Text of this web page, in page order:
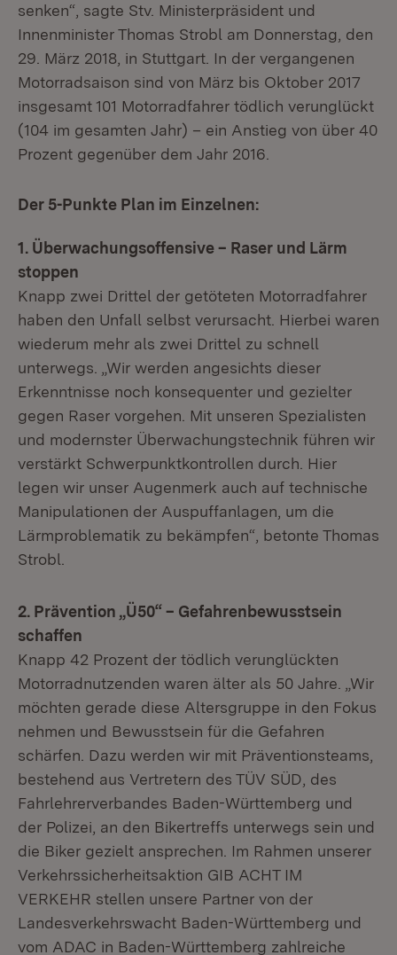
senken“, sagte Stv. Ministerpräsident und
Innenminister Thomas Strobl am Donnerstag, den
29. März 2018, in Stuttgart. In der vergangenen
Motorradsaison sind von März bis Oktober 2017
insgesamt 101 Motorradfahrer tödlich verunglückt
(104 im gesamten Jahr) – ein Anstieg von über 40
Prozent gegenüber dem Jahr 2016.
Der 5-Punkte Plan im Einzelnen:
1. Überwachungsoffensive – Raser und Lärm
stoppen
Knapp zwei Drittel der getöteten Motorradfahrer
haben den Unfall selbst verursacht. Hierbei waren
wiederum mehr als zwei Drittel zu schnell
unterwegs. „Wir werden angesichts dieser
Erkenntnisse noch konsequenter und gezielter
gegen Raser vorgehen. Mit unseren Spezialisten
und modernster Überwachungstechnik führen wir
verstärkt Schwerpunktkontrollen durch. Hier
legen wir unser Augenmerk auch auf technische
Manipulationen der Auspuffanlagen, um die
Lärmproblematik zu bekämpfen“, betonte Thomas
Strobl.
2. Prävention „Ü50“ – Gefahrenbewusstsein
schaffen
Knapp 42 Prozent der tödlich verunglückten
Motorradnutzenden waren älter als 50 Jahre. „Wir
möchten gerade diese Altersgruppe in den Fokus
nehmen und Bewusstsein für die Gefahren
schärfen. Dazu werden wir mit Präventionsteams,
bestehend aus Vertretern des TÜV SÜD, des
Fahrlehrerverbandes Baden-Württemberg und
der Polizei, an den Bikertreffs unterwegs sein und
die Biker gezielt ansprechen. Im Rahmen unserer
Verkehrssicherheitsaktion GIB ACHT IM
VERKEHR stellen unsere Partner von der
Landesverkehrswacht Baden-Württemberg und
vom ADAC in Baden-Württemberg zahlreiche